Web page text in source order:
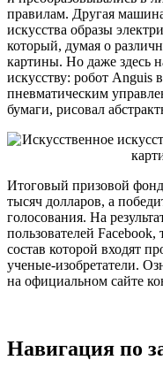
правилам. Другая
искусства образы
который, думая о
картины. Но даже здесь
искусству: робот Anguis
пневматическим
бумаги, рисовал
Итоговый призовой фонд
тысяч долларов, а
голосования. На
пользователей
состав которой входят
ученые-изобретатели.
на официальном сайте
Навигация по